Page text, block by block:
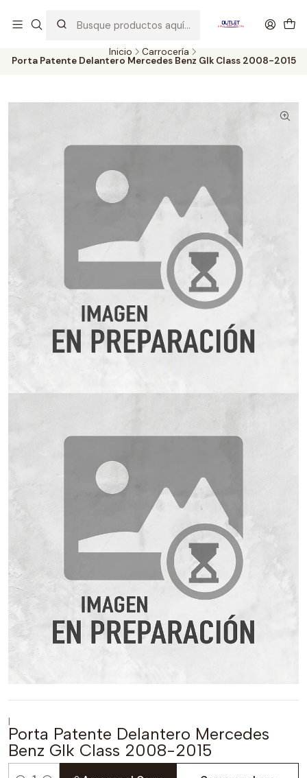
probados con altos estándares de calidad.
Inicio Carrocería
Porta Patente Delantero Mercedes Benz Glk Class 2008-2015
|
Porta Patente Delantero Mercedes
Benz Glk Class 2008-2015